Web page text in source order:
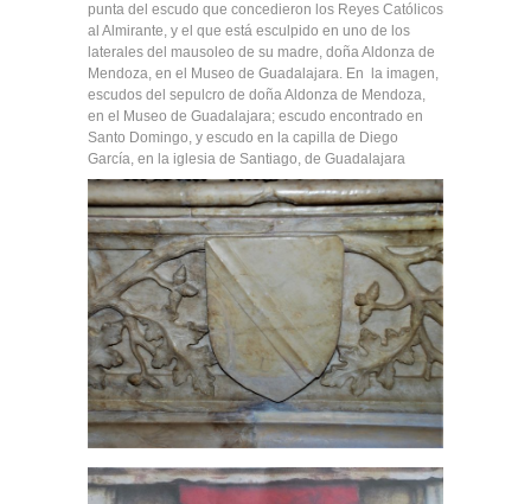
punta del escudo que concedieron los Reyes Católicos
al Almirante, y el que está esculpido en uno de los
laterales del mausoleo de su madre, doña Aldonza de
Mendoza, en el Museo de Guadalajara. En la imagen,
escudos del sepulcro de doña Aldonza de Mendoza,
en el Museo de Guadalajara; escudo encontrado en
Santo Domingo, y escudo en la capilla de Diego
García, en la iglesia de Santiago, de Guadalajara